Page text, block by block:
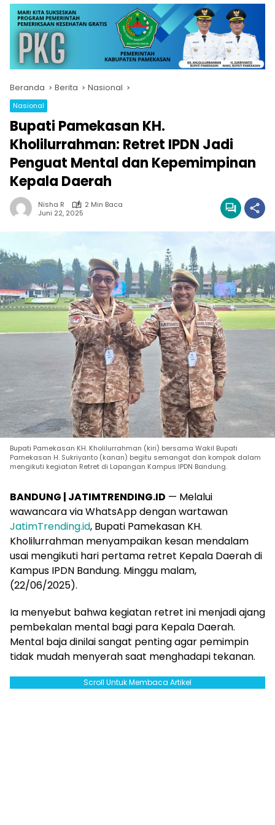
Beranda Berita Nasional
Nasional
Bupati Pamekasan KH.
Kholilurrahman: Retret IPDN Jadi
Penguat Mental dan Kepemimpinan
Kepala Daerah
Nisha R
2 Min Baca
Juni 22, 2025
Bupati Pamekasan KH. Kholilurrahman (kiri) bersama Wakil Bupati
Pamekasan H. Sukriyanto (kanan) begitu semangat dan kompak dalam
mengikuti kegiatan Retret di Lapangan Kampus IPDN Bandung.
BANDUNG | JATIMTRENDING.ID — Melalui
wawancara via WhatsApp dengan wartawan
JatimTrending.id, Bupati Pamekasan KH.
Kholilurrahman menyampaikan kesan mendalam
usai mengikuti hari pertama retret Kepala Daerah di
Kampus IPDN Bandung. Minggu malam,
(22/06/2025).
Ia menyebut bahwa kegiatan retret ini menjadi ajang
pembekalan mental bagi para Kepala Daerah.
Mental baja dinilai sangat penting agar pemimpin
tidak mudah menyerah saat menghadapi tekanan.
Scroll Untuk Membaca Artikel